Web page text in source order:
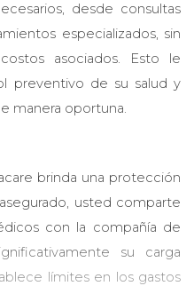
desde consultas
especializados, sin
asociados. Esto le
preventivo de su salud y
manera oportuna.
brinda una protección
usted comparte
con la compañía de
su carga
límites en los gastos